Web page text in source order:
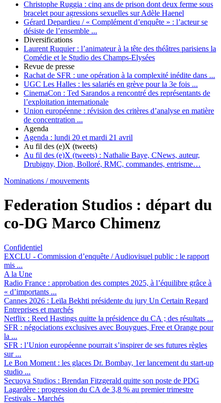
Christophe Ruggia : cinq ans de prison dont deux ferme sous
bracelet pour agressions sexuelles sur Adèle Haenel
Gérard Depardieu / « Complément d’enquête » : l’acteur se
désiste de l’ensemble ...
Diversifications
Laurent Ruquier : l’animateur à la tête des théâtres parisiens la
Comédie et le Studio des Champs-Elysées
Revue de presse
Rachat de SFR : une opération à la complexité inédite dans ...
UGC Les Halles : les salariés en grève pour la 3e fois ...
CinemaCon : Ted Sarandos a rencontré des représentants de
l’exploitation internationale
Union européenne : révision des critères d’analyse en matière
de concentration ...
Agenda
Agenda : lundi 20 et mardi 21 avril
Au fil des (e)X (tweets)
Au fil des (e)X (tweets) : Nathalie Baye, CNews, auteur,
Drubigny, Dion, Bolloré, RMC, commandes, entrisme…
Nominations / mouvements
Federation Studios : départ du
co-DG Marco Chimenz
Confidentiel
EXCLU - Commission d’enquête / Audiovisuel public : le rapport
mis ...
A la Une
Radio France : approbation des comptes 2025, à l’équilibre grâce à
« d’importants ...
Cannes 2026 : Leïla Bekhti présidente du jury Un Certain Regard
Entreprises et marchés
Netflix : Reed Hastings quitte la présidence du CA ; des résultats ...
SFR : négociations exclusives avec Bouygues, Free et Orange pour
la ...
SFR : l’Union européenne pourrait s’inspirer de ses futures règles
sur ...
Le Bon Moment : les glaces Dr. Bombay, 1er lancement du start-up
studio ...
Secuoya Studios : Brendan Fitzgerald quitte son poste de PDG
Lagardère : progression du CA de 3,8 % au premier trimestre
Festivals - Marchés